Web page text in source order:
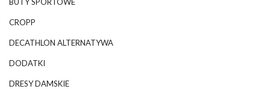
CROPP
DECATHLON ALTERNATYWA
DODATKI
DRESY DAMSKIE